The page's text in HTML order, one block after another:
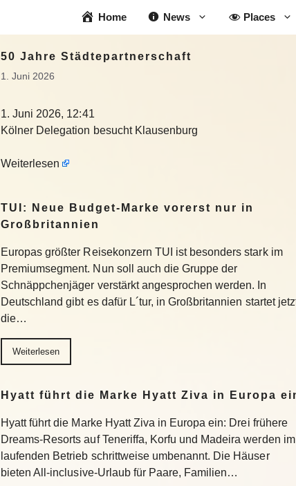
Home News Places
50 Jahre Städtepartnerschaft
1. Juni 2026
1. Juni 2026, 12:41
Kölner Delegation besucht Klausenburg
Weiterlesen
TUI: Neue Budget-Marke vorerst nur in
Großbritannien
Europas größter Reisekonzern TUI ist besonders stark im
Premiumsegment. Nun soll auch die Gruppe der
Schnäppchenjäger verstärkt angesprochen werden. In
Deutschland gibt es dafür L´tur, in Großbritannien startet
die…
Weiterlesen
Hyatt führt die Marke Hyatt Ziva in Europa
Hyatt führt die Marke Hyatt Ziva in Europa ein: Drei frühere
Dreams-Resorts auf Teneriffa, Korfu und Madeira werden im
laufenden Betrieb schrittweise umbenannt. Die Häuser
bieten All-inclusive-Urlaub für Paare, Familien…